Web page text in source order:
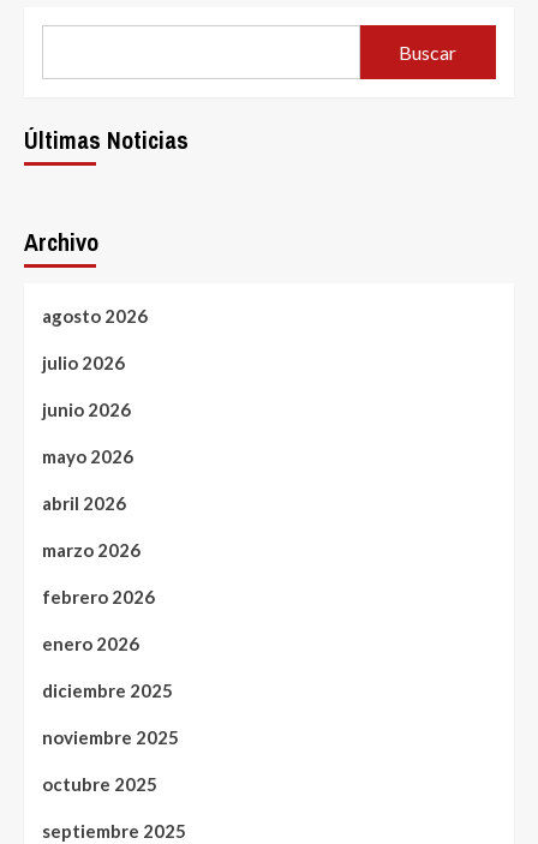
Buscar
Últimas Noticias
Archivo
agosto 2026
julio 2026
junio 2026
mayo 2026
abril 2026
marzo 2026
febrero 2026
enero 2026
diciembre 2025
noviembre 2025
octubre 2025
septiembre 2025